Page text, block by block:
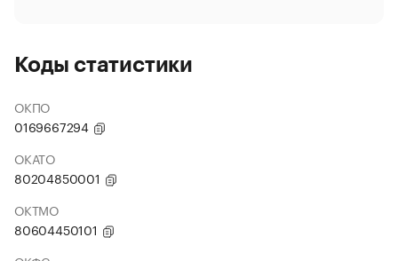
Коды статистики
ОКПО
0169667294
ОКАТО
80204850001
ОКТМО
80604450101